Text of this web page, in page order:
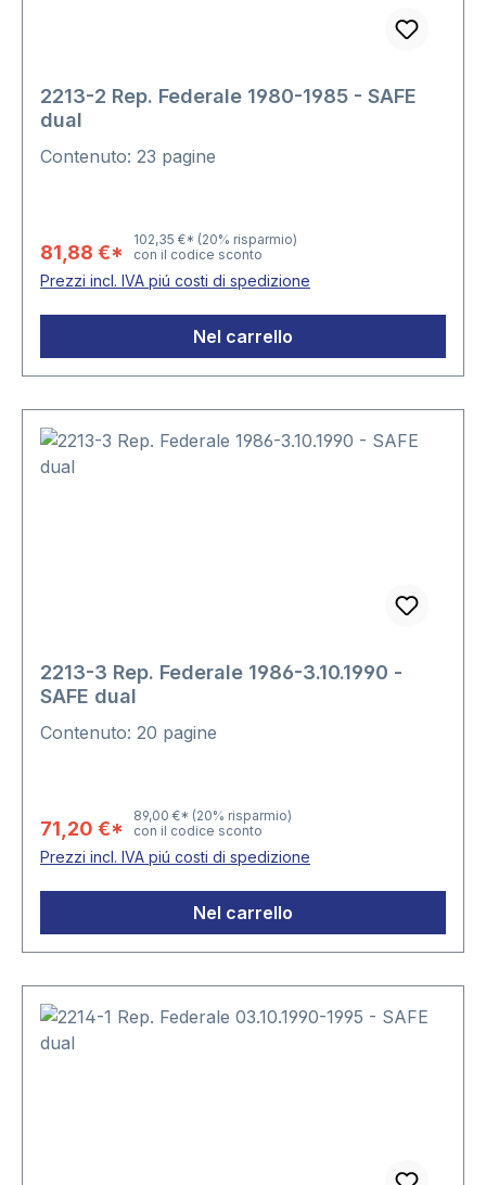
2213-2 Rep. Federale 1980-1985 - SAFE
dual
Contenuto: 23 pagine
81,88 €*
102,35 €* (20% risparmio)
con il codice sconto
Prezzi incl. IVA piú costi di spedizione
Nel carrello
2213-3 Rep. Federale 1986-3.10.1990 -
SAFE dual
Contenuto: 20 pagine
71,20 €*
89,00 €* (20% risparmio)
con il codice sconto
Prezzi incl. IVA piú costi di spedizione
Nel carrello